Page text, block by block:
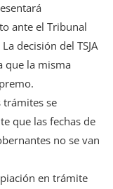
ante el Tribunal
decisión del TSJA
que la misma
trámites se
que las fechas de
no se van
en trámite